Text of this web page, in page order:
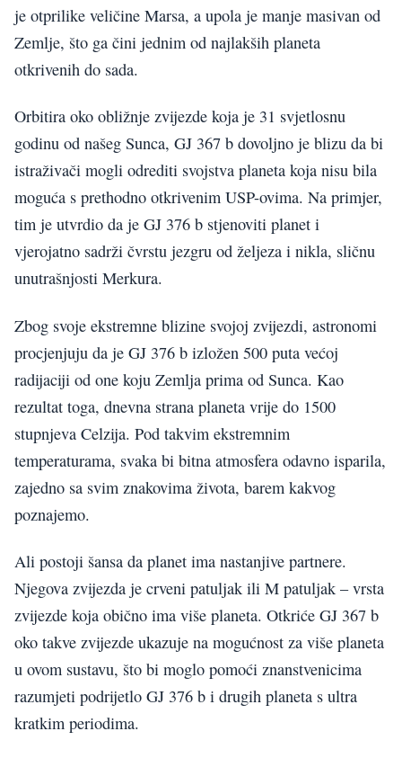
je otprilike veličine Marsa, a upola je manje masivan od
Zemlje, što ga čini jednim od najlakših planeta
otkrivenih do sada.
Orbitira oko obližnje zvijezde koja je 31 svjetlosnu
godinu od našeg Sunca, GJ 367 b dovoljno je blizu da bi
istraživači mogli odrediti svojstva planeta koja nisu bila
moguća s prethodno otkrivenim USP-ovima. Na primjer,
tim je utvrdio da je GJ 376 b stjenoviti planet i
vjerojatno sadrži čvrstu jezgru od željeza i nikla, sličnu
unutrašnjosti Merkura.
Zbog svoje ekstremne blizine svojoj zvijezdi, astronomi
procjenjuju da je GJ 376 b izložen 500 puta većoj
radijaciji od one koju Zemlja prima od Sunca. Kao
rezultat toga, dnevna strana planeta vrije do 1500
stupnjeva Celzija. Pod takvim ekstremnim
temperaturama, svaka bi bitna atmosfera odavno isparila,
zajedno sa svim znakovima života, barem kakvog
poznajemo.
Ali postoji šansa da planet ima nastanjive partnere.
Njegova zvijezda je crveni patuljak ili M patuljak – vrsta
zvijezde koja obično ima više planeta. Otkriće GJ 367 b
oko takve zvijezde ukazuje na mogućnost za više planeta
u ovom sustavu, što bi moglo pomoći znanstvenicima
razumjeti podrijetlo GJ 376 b i drugih planeta s ultra
kratkim periodima.